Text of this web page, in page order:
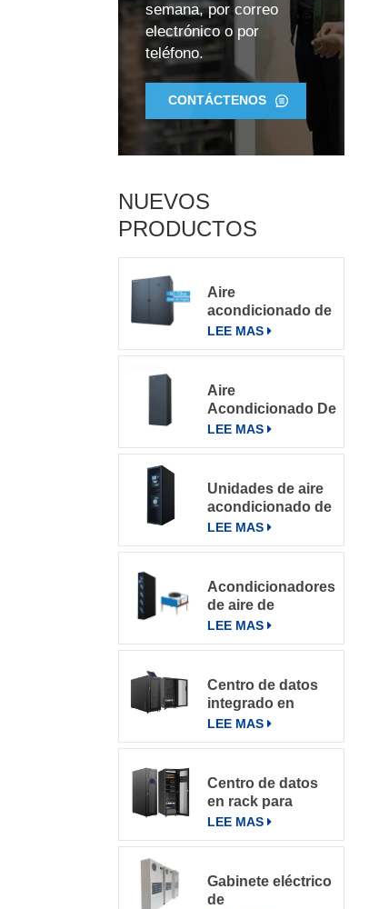
semana, por correo
electrónico o por
teléfono.
CONTÁCTENOS
NUEVOS
PRODUCTOS
Aire
acondicionado de
precisión para
salas de
grandes
LEE MAS
Aire
Acondicionado De
Precisión Para
Salas De
LEE MAS
Unidades de aire
acondicionado de
precisión con
refrigeración por
LEE MAS
Acondicionadores
de aire de
precisión en fila
de la serie
centros de datos
con sistema de
control inteligente
LEE MAS
Centro de datos
integrado en
microbastidores
LEE MAS
Centro de datos
en rack para
varios entornos
LEE MAS
Gabinete eléctrico
de